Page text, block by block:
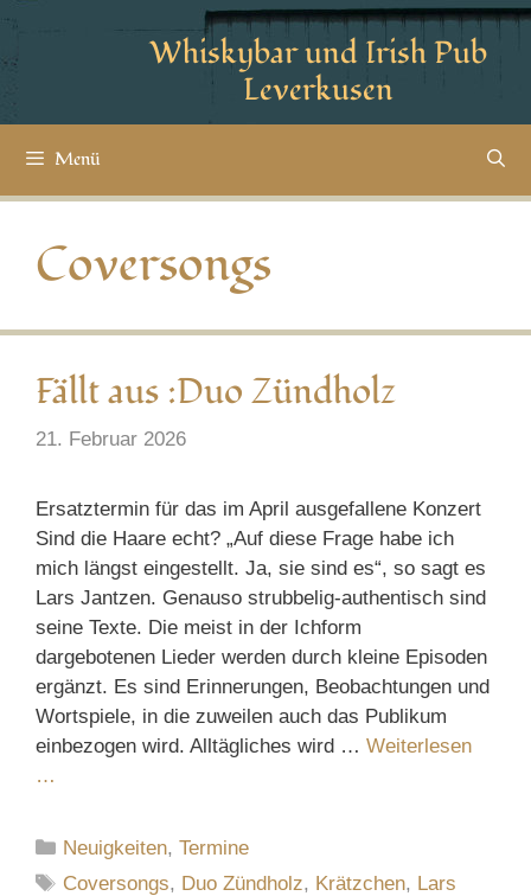
Whiskybar und Irish Pub
Leverkusen
Menü
Coversongs
Fällt aus :Duo Zündholz
21. Februar 2026
Ersatztermin für das im April ausgefallene Konzert
Sind die Haare echt? „Auf diese Frage habe ich
mich längst eingestellt. Ja, sie sind es“, so sagt es
Lars Jantzen. Genauso strubbelig-authentisch sind
seine Texte. Die meist in der Ichform
dargebotenen Lieder werden durch kleine Episoden
ergänzt. Es sind Erinnerungen, Beobachtungen und
Wortspiele, in die zuweilen auch das Publikum
einbezogen wird. Alltägliches wird … Weiterlesen
…
Kategorien
Neuigkeiten,Termine
Schlagwörter
Coversongs, Duo Zündholz, Krätzchen, Lars